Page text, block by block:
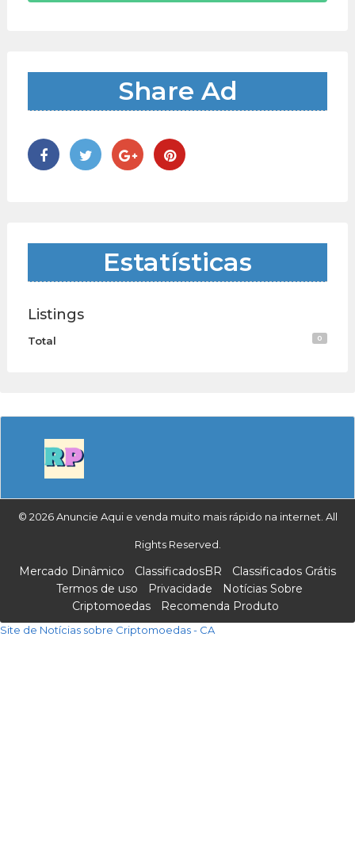
Share Ad
Estatísticas
Listings
Total 0
© 2026 Anuncie Aqui e venda muito mais rápido na internet. All
Rights Reserved.
Mercado Dinâmico ClassificadosBR
Classificados Grátis
Termos de uso
Privacidade
Notícias Sobre
Criptomoedas
Recomenda Produto
Site de Notícias sobre Criptomoedas - CA